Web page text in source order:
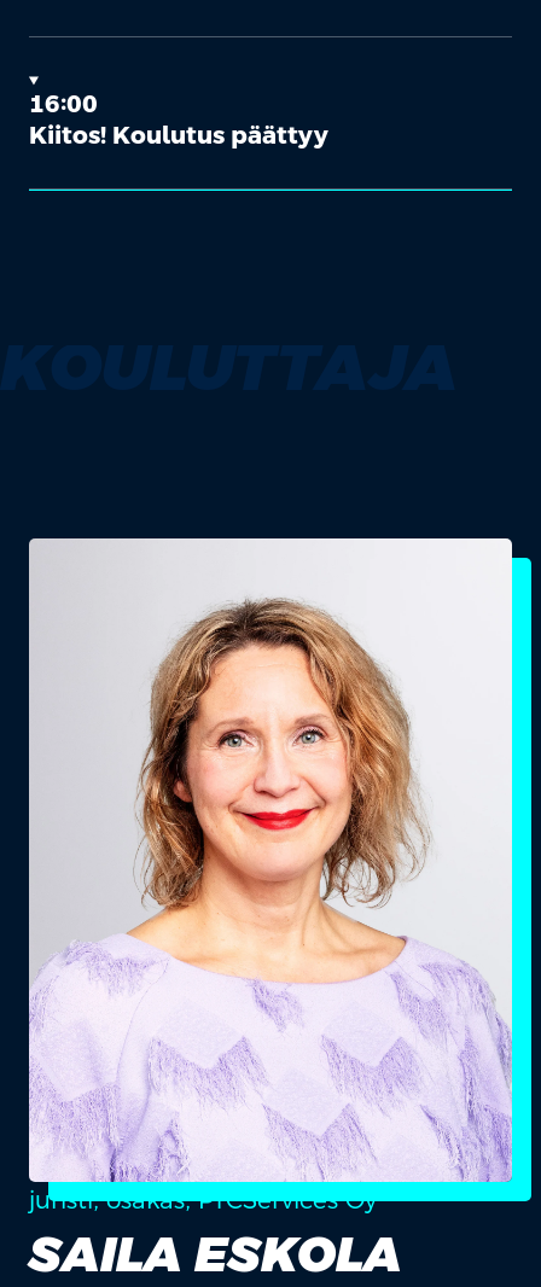
16:00
Kiitos! Koulutus päättyy
juristi, osakas, PTCServices Oy
SAILA ESKOLA